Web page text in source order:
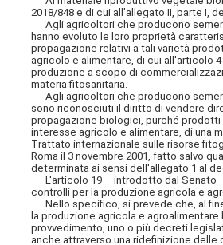
2018/848 e di cui all'allegato II, parte I,
Agli agricoltori che producono
hanno evoluto le loro proprietà
propagazione relativi a tali varietà
agricolo e alimentare, di cui all'articolo
produzione a scopo di
materia fitosanitaria.
Agli agricoltori che producono
sono riconosciuti il diritto di vendere
propagazione biologici, purché
interesse agricolo e alimentare, di una
Trattato internazionale sulle risorse
Roma il 3 novembre 2001, fatto salvo
determinata ai sensi dell'allegato 1 al
L'articolo 19 – introdotto dal Senato –
controlli per la produzione agricola e
Nello specifico, si prevede che, al
la produzione agricola e
provvedimento, uno o più decreti
anche attraverso una ridefinizione